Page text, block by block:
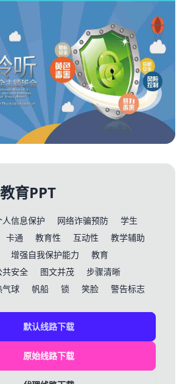
育PPT
人信息保护 网络诈骗预防
学生
卡通 教育性 互动性
教学辅助
增强自我保护能力
教育
共安全 图文并茂
步骤清晰
气球 帆船 锁 笑脸 警告标志
默认线路下载
原始线路下载